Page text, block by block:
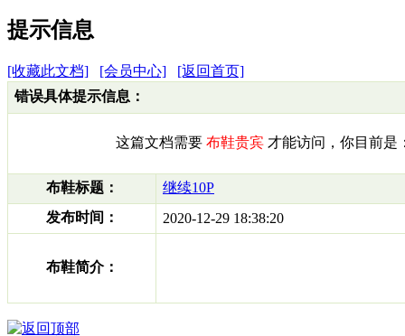
提示信息
[收藏此文档] [会员中心]
[返回首页]
错误具体提示信息：
这篇文档需要 布鞋贵宾 才能访问，你目前是
布鞋标题：
继续10P
发布时间：
2020-12-29 18:38:20
布鞋简介：